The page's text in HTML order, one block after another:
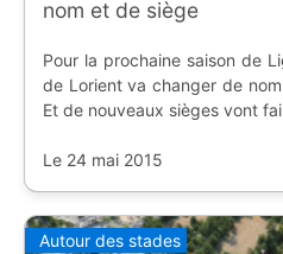
nom et de siège
Pour la prochaine saison de
de Lorient va changer de
Et de nouveaux sièges vont
Le 24 mai 2015
Autour des stades